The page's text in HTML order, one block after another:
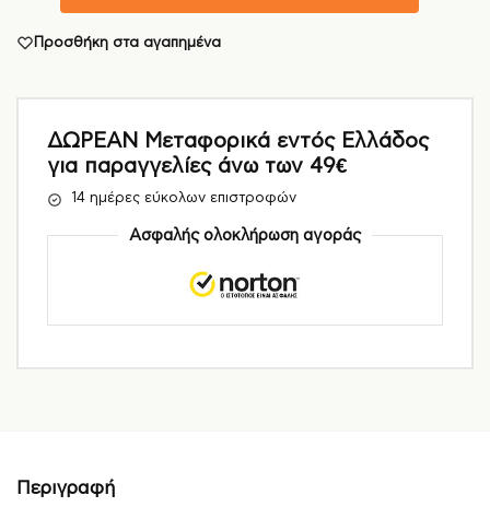
Προσθήκη στα αγαπημένα
ΔΩΡΕΑΝ Μεταφορικά εντός Ελλάδος
για παραγγελίες άνω των 49€
14 ημέρες εύκολων επιστροφών
Ασφαλής ολοκλήρωση αγοράς
Περιγραφή